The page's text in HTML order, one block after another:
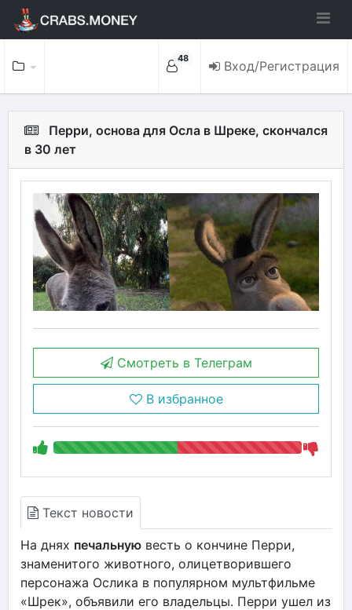
48 Вход/Регистрация
Перри, основа для Осла в Шреке, скончался
в 30 лет
Смотреть в Телеграм
В избранное
Текст новости
На днях печальную весть о кончине Перри,
знаменитого животного, олицетворившего
персонажа Ослика в популярном мультфильме
«Шрек», объявили его владельцы. Перри ушел из